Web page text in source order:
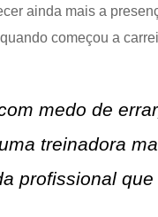
ainda mais a
começou a
medo de
treinadora
profissional que